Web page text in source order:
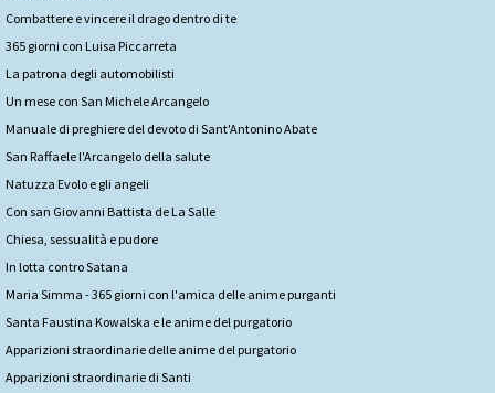
Combattere e vincere il drago dentro di te
365 giorni con Luisa Piccarreta
La patrona degli automobilisti
Un mese con San Michele Arcangelo
Manuale di preghiere del devoto di Sant'Antonino Abate
San Raffaele l'Arcangelo della salute
Natuzza Evolo e gli angeli
Con san Giovanni Battista de La Salle
Chiesa, sessualità e pudore
In lotta contro Satana
Maria Simma - 365 giorni con l'amica delle anime purganti
Santa Faustina Kowalska e le anime del purgatorio
Apparizioni straordinarie delle anime del purgatorio
Apparizioni straordinarie di Santi